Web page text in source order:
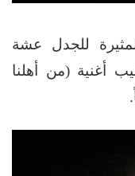
للجدل عشة
أغنية (من أهلنا